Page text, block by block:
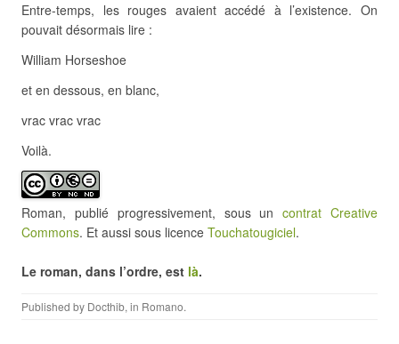
Entre-temps, les rouges avaient accédé à l’existence. On
pouvait désormais lire :
William Horseshoe
et en dessous, en blanc,
vrac vrac vrac
Voilà.
Roman, publié progressivement, sous uncontrat Creative
Commons. Et aussi sous licence Touchatougiciel.
Le roman, dans l’ordre, est là.
Published by Docthib, in Romano.